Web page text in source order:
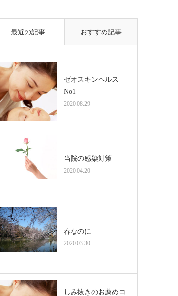
最近の記事 おすすめ記事
ゼオスキンヘルス
No1
2020.08.29
当院の感染対策
2020.04.20
春なのに
2020.03.30
しみ抜きのお薦めコ